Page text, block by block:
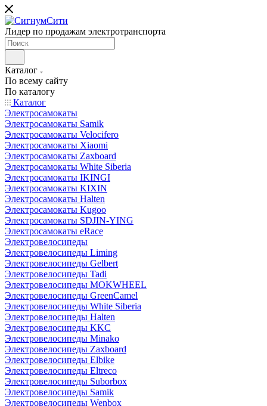
Лидер по продажам электротранспорта
Каталог
По всему сайту
По каталогу
Каталог
Электросамокаты
Электросамокаты Samik
Электросамокаты Velocifero
Электросамокаты Xiaomi
Электросамокаты Zaxboard
Электросамокаты White Siberia
Электросамокаты IKINGI
Электросамокаты KIXIN
Электросамокаты Halten
Электросамокаты Kugoo
Электросамокаты SDJIN-YING
Электросамокаты eRace
Электровелосипеды
Электровелосипеды Liming
Электровелосипеды Gelbert
Электровелосипеды Tadi
Электровелосипеды MOKWHEEL
Электровелосипеды GreenCamel
Электровелосипеды White Siberia
Электровелосипеды Halten
Электровелосипеды KKC
Электровелосипеды Minako
Электровелосипеды Zaxboard
Электровелосипеды Elbike
Электровелосипеды Eltreco
Электровелосипеды Suborbox
Электровелосипеды Samik
Электровелосипеды Wenbox